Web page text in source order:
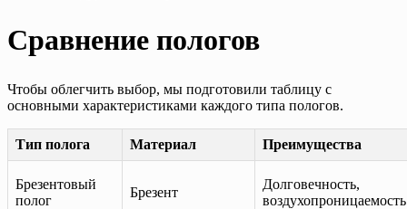
Сравнение пологов
Чтобы облегчить выбор, мы подготовили таблицу с
основными характеристиками каждого типа пологов.
Тип полога Материал Преимущества
Брезентовый
полог
Брезент
Долговечность,
воздухопроницаемость